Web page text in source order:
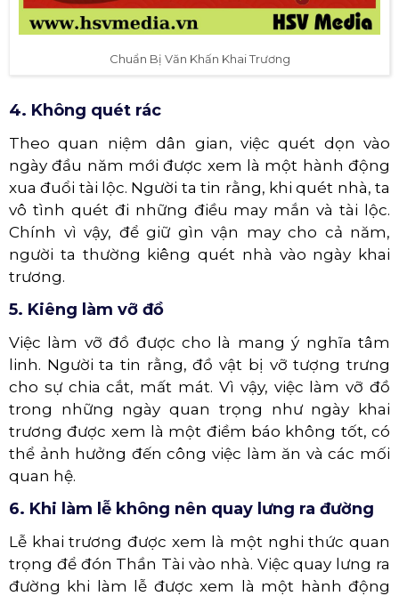
Chuẩn Bị Văn Khấn Khai Trương
4. Không quét rác
Theo quan niệm dân gian, việc quét dọn vào
ngày đầu năm mới được xem là một hành động
xua đuổi tài lộc. Người ta tin rằng, khi quét nhà, ta
vô tình quét đi những điều may mắn và tài lộc.
Chính vì vậy, để giữ gìn vận may cho cả năm,
người ta thường kiêng quét nhà vào ngày khai
trương.
5. Kiêng làm vỡ đồ
Việc làm vỡ đồ được cho là mang ý nghĩa tâm
linh. Người ta tin rằng, đồ vật bị vỡ tượng trưng
cho sự chia cắt, mất mát. Vì vậy, việc làm vỡ đồ
trong những ngày quan trọng như ngày khai
trương được xem là một điềm báo không tốt, có
thể ảnh hưởng đến công việc làm ăn và các mối
quan hệ.
6. Khi làm lễ không nên quay lưng ra đường
Lễ khai trương được xem là một nghi thức quan
trọng để đón Thần Tài vào nhà. Việc quay lưng ra
đường khi làm lễ được xem là một hành động